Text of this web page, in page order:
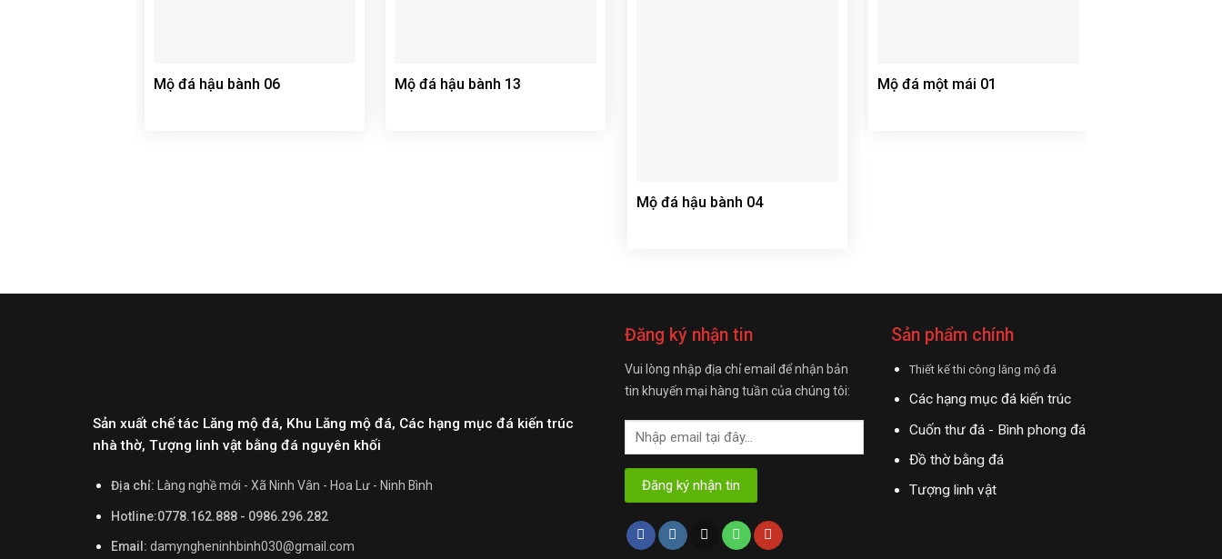
Mộ đá hậu bành 06 Mộ đá hậu bành 13
Mộ đá hậu bành 04
Mộ đá một mái 01
Sản xuất chế tác Lăng mộ đá, Khu Lăng mộ đá, Các hạng mục đá kiến trúc
nhà thờ, Tượng linh vật bằng đá nguyên khối
Địa chỉ: Làng nghề mới - Xã Ninh Vân - Hoa Lư - Ninh Bình
Hotline:0778.162.888 - 0986.296.282
Email: damyngheninhbinh030@gmail.com
Đăng ký nhận tin
Vui lòng nhập địa chỉ email để nhận bản
tin khuyến mại hàng tuần của chúng tôi:
Sản phẩm chính
Thiết kế thi công lăng mộ đá
Các hạng mục đá kiến trúc
Cuốn thư đá - Bình phong đá
Đồ thờ bằng đá
Tượng linh vật